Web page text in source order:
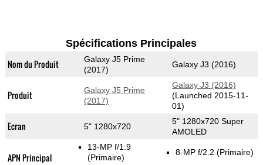
Spécifications Principales
Nom du Produit
Galaxy J5 Prime
(2017)
Galaxy J3 (2016)
Produit
Galaxy J5 Prime
(2017)
Galaxy J3 (2016)
(Launched 2015-11-
01)
Ecran 5" 1280x720
5" 1280x720 Super
AMOLED
APN Principal
13-MP f/1.9
(Primaire)
8-MP f/2.2 (Primaire)